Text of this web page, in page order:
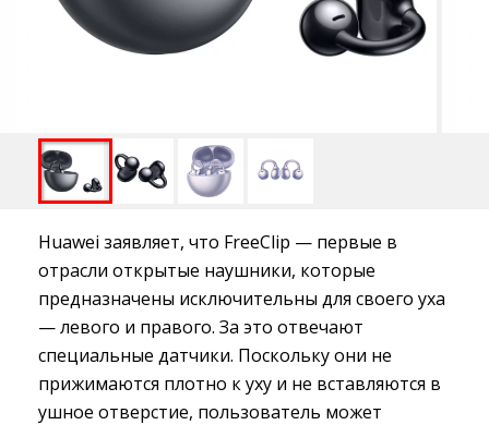
Huawei заявляет, что FreeClip — первые в
отрасли открытые наушники, которые
предназначены исключительны для своего уха
— левого и правого. За это отвечают
специальные датчики. Поскольку они не
прижимаются плотно к уху и не вставляются в
ушное отверстие, пользователь может